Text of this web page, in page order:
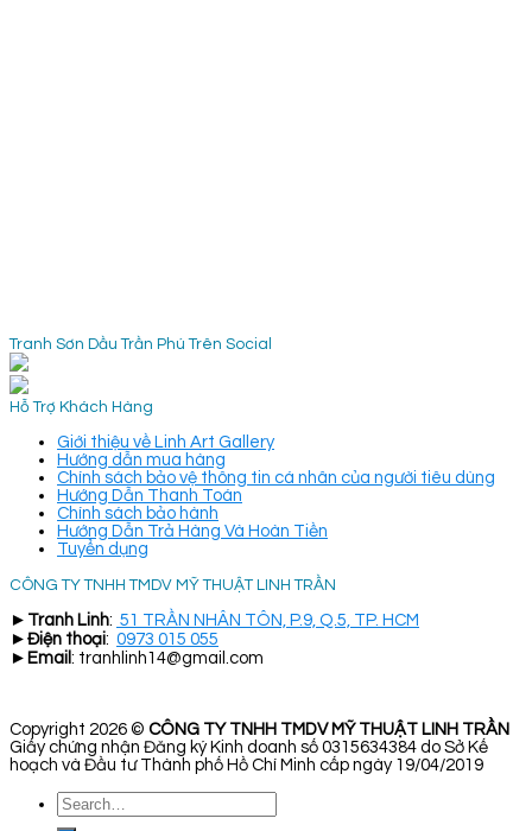
Tranh Sơn Dầu Trần Phú Trên Social
Hỗ Trợ Khách Hàng
Giới thiệu về Linh Art Gallery
Hướng dẫn mua hàng
Chính sách bảo vệ thông tin cá nhân của người tiêu dùng
Hướng Dẫn Thanh Toán
Chính sách bảo hành
Hướng Dẫn Trả Hàng Và Hoàn Tiền
Tuyển dụng
CÔNG TY TNHH TMDV MỸ THUẬT LINH TRẦN
► Tranh Linh: 51 TRẦN NHÂN TÔN, P.9, Q.5, TP. HCM
► Điện thoại: 0973 015 055
► Email : tranhlinh14@gmail.com
Copyright 2026 © CÔNG TY TNHH TMDV MỸ THUẬT LINH TRẦN
Giấy chứng nhận Đăng ký Kinh doanh số 0315634384 do Sở Kế
hoạch và Đầu tư Thành phố Hồ Chí Minh cấp ngày 19/04/2019
Search
for: